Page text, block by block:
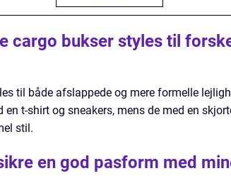
cargo bukser styles til
til både afslappede og mere formelle
t-shirt og sneakers, mens de med en
stil.
en god pasform med